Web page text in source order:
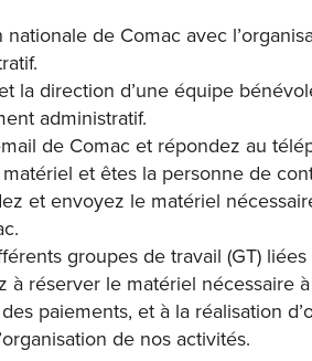
de Comac avec
la direction d’une équipe
administratif.
de Comac et répondez au
et êtes la personne de
et envoyez le matériel
groupes de travail (GT)
à réserver le matériel nécessaire
paiements, et à la réalisation
de nos activités.